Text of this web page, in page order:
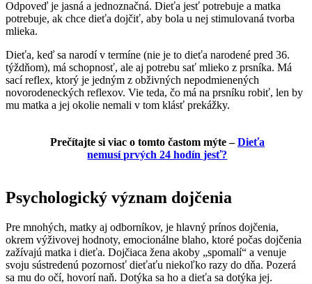
Odpoveď je jasná a jednoznačná. Dieťa jesť potrebuje a matka
potrebuje, ak chce dieťa dojčiť, aby bola u nej stimulovaná tvorba
mlieka.
Dieťa, keď sa narodí v termíne (nie je to dieťa narodené pred 36.
týždňom), má schopnosť, ale aj potrebu sať mlieko z prsníka. Má
sací reflex, ktorý je jedným z obživných nepodmienených
novorodeneckých reflexov. Vie teda, čo má na prsníku robiť, len by
mu matka a jej okolie nemali v tom klásť prekážky.
Prečítajte si viac o tomto častom mýte –Dieťa
nemusí prvých 24 hodín jesť?
Psychologický význam dojčenia
Pre mnohých, matky aj odborníkov, je hlavný prínos dojčenia,
okrem výživovej hodnoty, emocionálne blaho, ktoré počas dojčenia
zažívajú matka i dieťa. Dojčiaca žena akoby „spomalí“ a venuje
svoju sústredenú pozornosť dieťaťu niekoľko razy do dňa. Pozerá
sa mu do očí, hovorí naň. Dotýka sa ho a dieťa sa dotýka jej.